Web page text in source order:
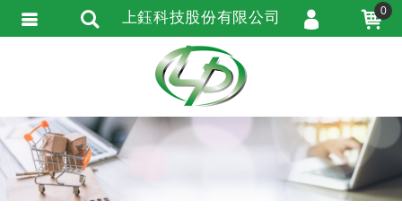
上鈺科技股份有限公司 0
會員登入
會員註冊
忘記密碼